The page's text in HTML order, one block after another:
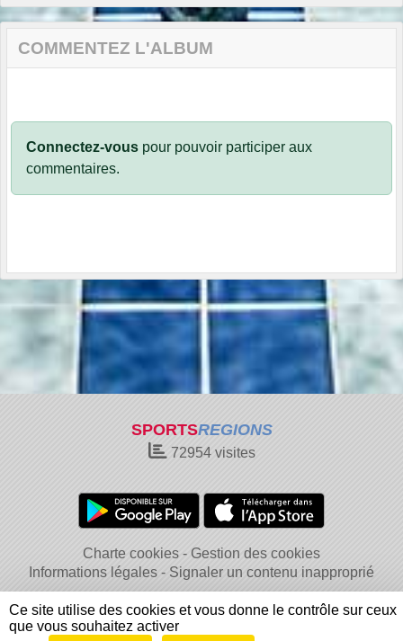
COMMENTEZ L'ALBUM
Connectez-vous pour pouvoir participer aux
commentaires.
SPORTSREGIONS
72954visites
Charte cookies
Gestion des cookies
Informations légales
Signaler un contenu inapproprié
Ce site utilise des cookies et vous donne le contrôle sur ceux
que vous souhaitez activer